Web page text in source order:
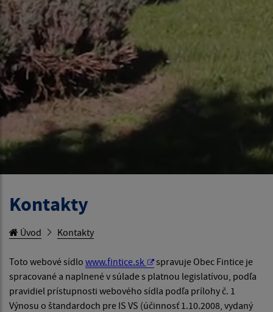
Kontakty
Úvod Kontakty
Toto webové sídlo www.fintice.sk
spravuje Obec Fintice je
spracované a naplnené v súlade s platnou legislatívou, podľa
pravidiel prístupnosti webového sídla podľa prílohy č. 1
Výnosu o štandardoch pre IS VS (účinnosť 1.10.2008, vydaný